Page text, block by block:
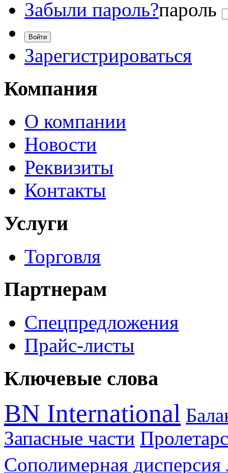
Забыли пароль?пароль
Зарегистрироваться
Компания
О компании
Новости
Реквизиты
Контакты
Услуги
Торговля
Партнерам
Спецпредложения
Прайс-листы
Ключевые слова
BN International
Запасные части
Сополимерная дисперсия